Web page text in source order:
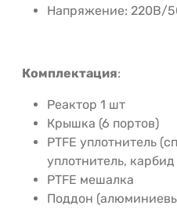
Напряжение: 220В/
Комплектация:
Реактор 1 шт
Крышка (6 портов)
PTFE уплотнитель
уплотнитель,
PTFE мешалка
Поддон